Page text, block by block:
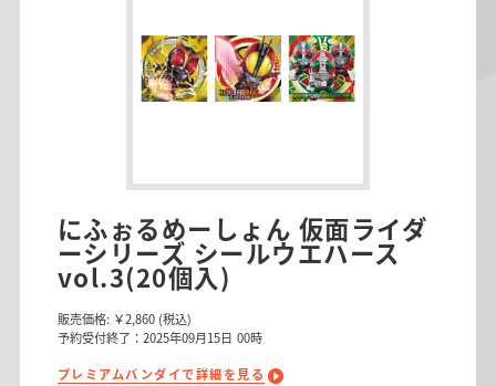
にふぉるめーしょん 仮面ライダ
ーシリーズ シールウエハース
vol.3(20個入)
販売価格: ￥2,860 (税込)
予約受付終了：2025年09月15日 00時
プレミアムバンダイで詳細を見る